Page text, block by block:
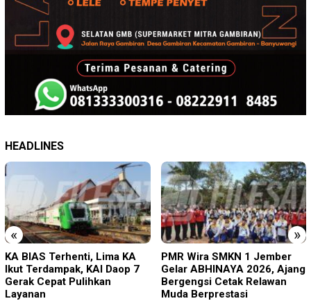
HEADLINES
« »
PMR Wira SMKN 1 Jember
Gelar ABHINAYA 2026, Ajang
Bergengsi Cetak Relawan
Muda Berprestasi
Imigrasi Ponorogo Deportasi
Satu WN Tiongkok
Salahgunakan Ijin Tinggal